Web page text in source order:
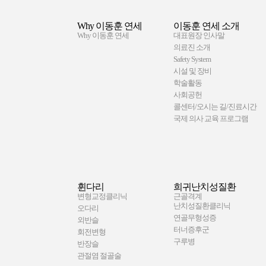
Why 이동훈 연세
Why 이동훈 연세
이동훈 연세 소개
대표원장 인사말
의료진 소개
Safety System
시설 및 장비
학술활동
사회공헌
콜센터/오시는 길/진료시간
국제 의사 교육 프로그램
휜다리
변형교정클리닉
오다리
외반슬
회전변형
반장슬
관절염 절골술
희귀난치성질환
근골격계
난치성질환클리닉
연골무형성증
터너증후군
구루병